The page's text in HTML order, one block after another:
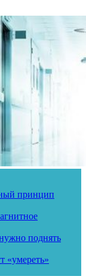
принцип
поднять
«умереть»